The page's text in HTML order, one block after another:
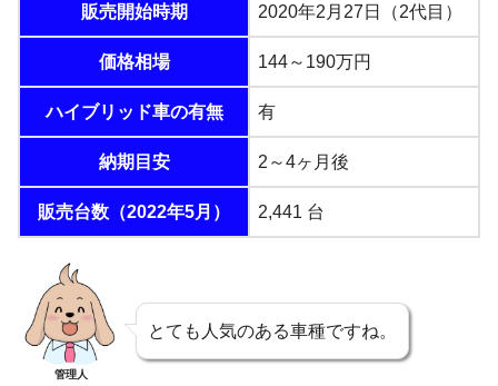
販売開始時期 2020年2月27日（2代目）
価格相場 144～190万円
ハイブリッド車の有無 有
納期目安 2～4ヶ月後
販売台数（2022年5月） 2,441 台
管理人
とても人気のある車種ですね。